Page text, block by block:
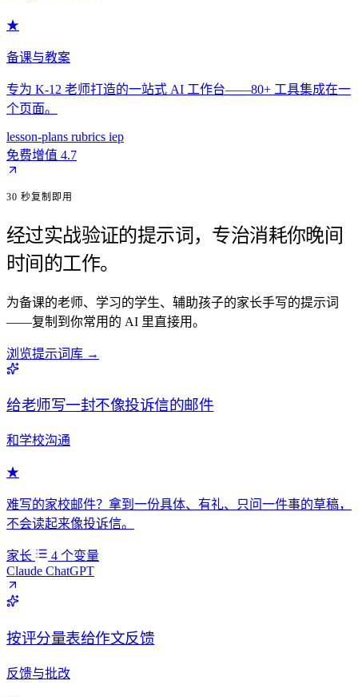
★
备课与教案
专为 K-12 老师打造的一站式 AI 工作台——80+ 工具集成在一
个页面。
lesson-plans rubrics iep
免费增值 4.7
30 秒复制即用
经过实战验证的提示词，专治消耗你晚间
时间的工作。
为备课的老师、学习的学生、辅助孩子的家长手写的提示词
——复制到你常用的 AI 里直接用。
浏览提示词库 →
给老师写一封不像投诉信的邮件
和学校沟通
★
难写的家校邮件？拿到一份具体、有礼、只问一件事的草稿，
不会读起来像投诉信。
家长
4 个变量
Claude ChatGPT
按评分量表给作文反馈
反馈与批改